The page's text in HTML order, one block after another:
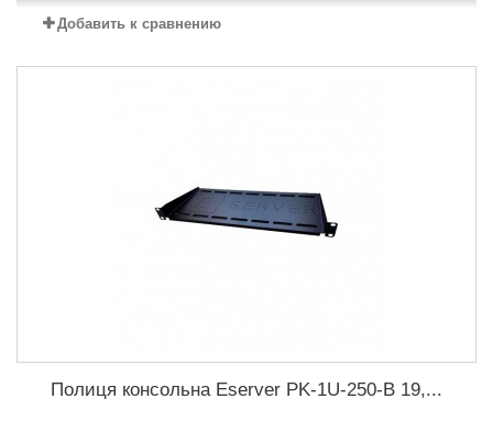
Добавить к сравнению
Полиця консольна Eserver PK-1U-250-B 19,...